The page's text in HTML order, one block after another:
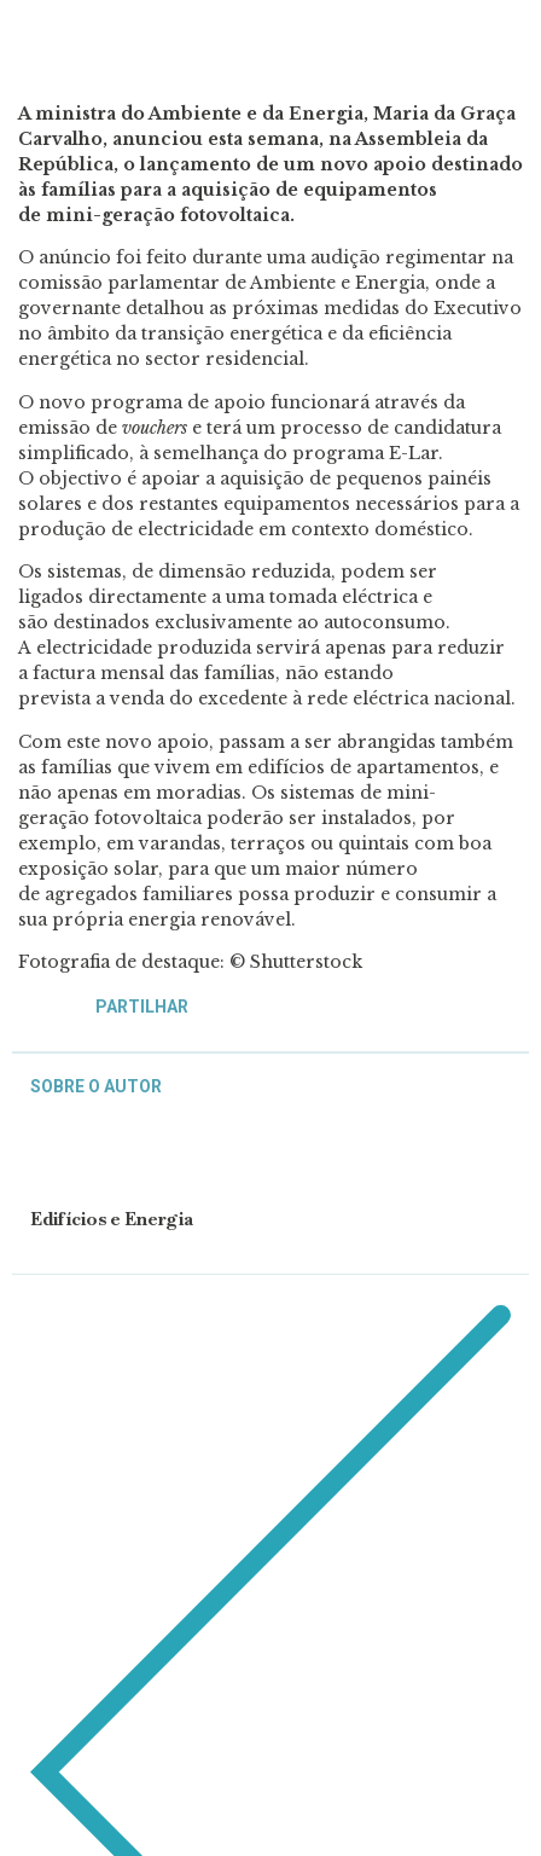
A ministra do Ambiente e da Energia, Maria da Graça
Carvalho, anunciou esta semana, na Assembleia da
República, o lançamento de um novo apoio destinado
às famílias para a aquisição de equipamentos
de mini-geração fotovoltaica.
O anúncio foi feito durante uma audição regimentar na
comissão parlamentar de Ambiente e Energia, onde a
governante detalhou as próximas medidas do Executivo
no âmbito da transição energética e da eficiência
energética no sector residencial.
O novo programa de apoio funcionará através da
emissão de vouchers e terá um processo de candidatura
simplificado, à semelhança do programa E-Lar.
O objectivo é apoiar a aquisição de pequenos painéis
solares e dos restantes equipamentos necessários para a
produção de electricidade em contexto doméstico.
Os sistemas, de dimensão reduzida, podem ser
ligados directamente a uma tomada eléctrica e
são destinados exclusivamente ao autoconsumo.
A electricidade produzida servirá apenas para reduzir
a factura mensal das famílias, não estando
prevista a venda do excedente à rede eléctrica nacional.
Com este novo apoio, passam a ser abrangidas também
as famílias que vivem em edifícios de apartamentos, e
não apenas em moradias. Os sistemas de mini-
geração fotovoltaica poderão ser instalados, por
exemplo, em varandas, terraços ou quintais com boa
exposição solar, para que um maior número
de agregados familiares possa produzir e consumir a
sua própria energia renovável.
Fotografia de destaque: © Shutterstock
PARTILHAR
SOBRE O AUTOR
Edifícios e Energia